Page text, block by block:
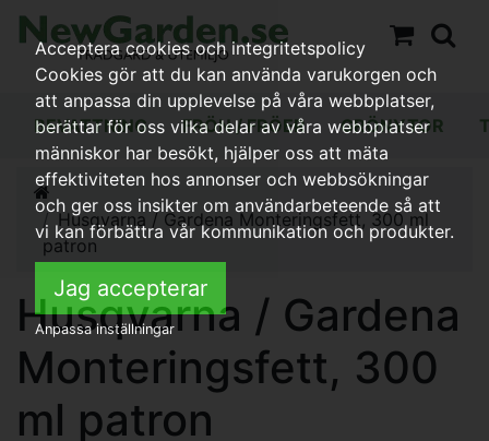
BEVATTNING FRÖN / FRÖER GRÖNYTOR
Husqvarna / Gardena Monteringsfett, 300 ml
patron
Husqvarna / Gardena
Monteringsfett, 300
ml patron
Acceptera cookies och integritetspolicy
Cookies gör att du kan använda varukorgen och
att anpassa din upplevelse på våra webbplatser,
berättar för oss vilka delar av våra webbplatser
människor har besökt, hjälper oss att mäta
effektiviteten hos annonser och webbsökningar
och ger oss insikter om användarbeteende så att
vi kan förbättra vår kommunikation och produkter.
Jag accepterar
Anpassa inställningar